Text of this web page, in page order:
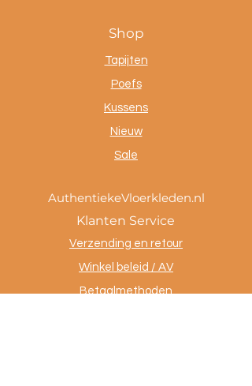
Shop
Tapijten
Poefs
Kussens
Nieuw
Sale
AuthentiekeVloerkleden.nl
Klanten Service
Verzending en retour
Winkel beleid / AV
Betaalmethoden